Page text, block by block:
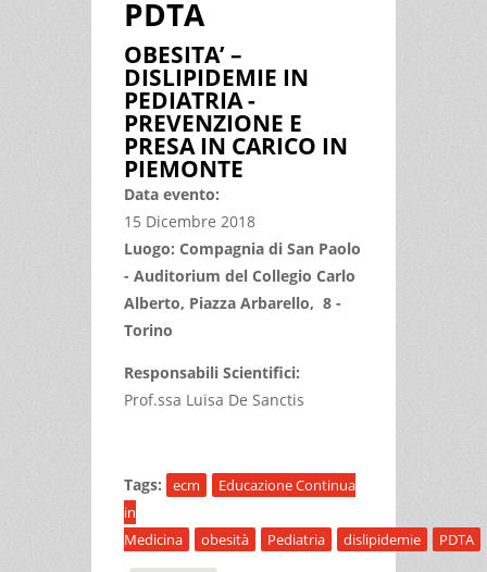
PDTA
OBESITA’ –
DISLIPIDEMIE IN
PEDIATRIA -
PREVENZIONE E
PRESA IN CARICO IN
PIEMONTE
Data evento:
15 Dicembre 2018
Luogo: Compagnia di San Paolo
- Auditorium del Collegio Carlo
Alberto, Piazza Arbarello, 8 -
Torino
Responsabili Scientifici:
Prof.ssa Luisa De Sanctis
Tags: ecm
Educazione Continua
in
Medicina
obesità Pediatria dislipidemie PDTA